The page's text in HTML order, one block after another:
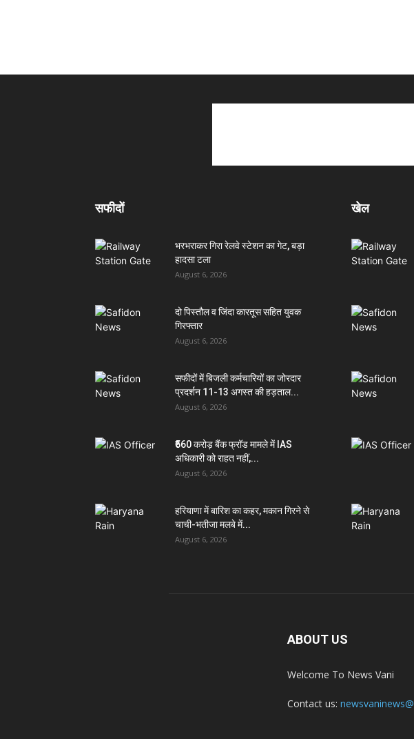
सफीदों
भरभराकर गिरा रेलवे स्टेशन का गेट, बड़ा
हादसा टला
August 6, 2026
दो पिस्तौल व जिंदा कारतूस सहित युवक
गिरफ्तार
August 6, 2026
सफीदों में बिजली कर्मचारियों का जोरदार
प्रदर्शन 11-13 अगस्त की हड़ताल...
August 6, 2026
₹560 करोड़ बैंक फ्रॉड मामले में IAS
अधिकारी को राहत नहीं,...
August 6, 2026
हरियाणा में बारिश का कहर, मकान गिरने से
चाची-भतीजा मलबे में...
August 6, 2026
खेल
ABOUT US
Welcome To News Vani
Contact us: